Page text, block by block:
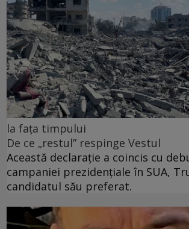
la fața timpului
De ce „restul” respinge Vestul
Această declarație a coincis cu
campaniei prezidențiale în SUA,
candidatul său preferat.